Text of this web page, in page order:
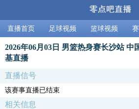
直播首页 足球视频 篮球视频
2026年06月03日 男篮热身赛长沙站 中
基直播
直播信号
该赛事直播已结束
相关信息